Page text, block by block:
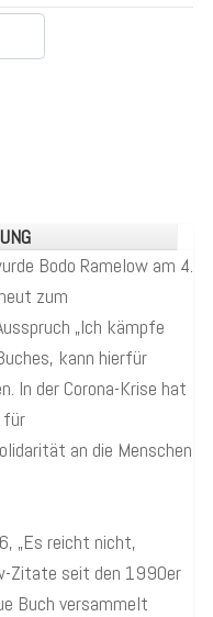
Bodo Ramelow am 4.
zum
„Ich kämpfe
kann hierfür
In der Corona-Krise hat
für
an die Menschen
„Es reicht nicht,
Zitate seit den 1990er
Buch versammelt